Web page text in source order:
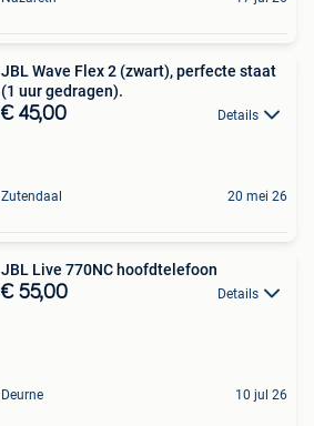
JBL Wave Flex 2 (zwart), perfecte staat
(1 uur gedragen).
€ 45,00 Details
Zutendaal 20 mei 26
JBL Live 770NC hoofdtelefoon
€ 55,00 Details
Deurne 10 jul 26